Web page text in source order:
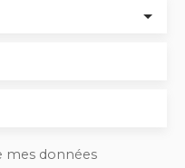
mes données